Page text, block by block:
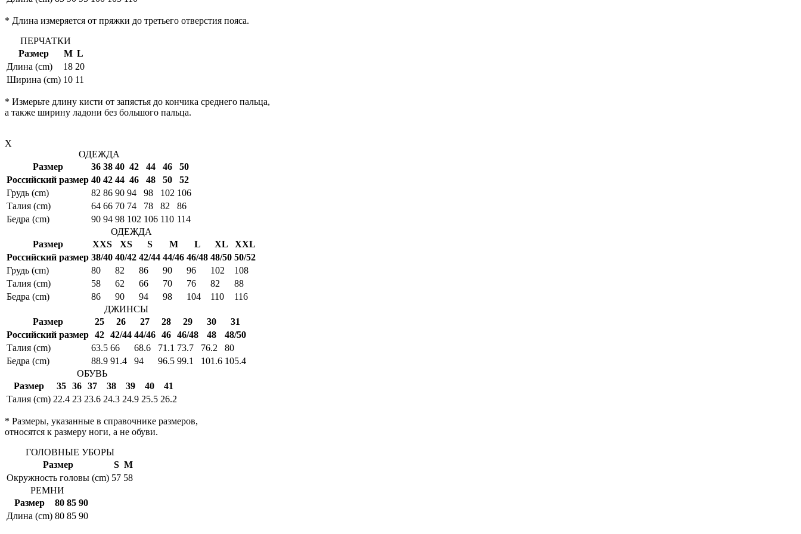
* Длина измеряется от пряжки до третьего отверстия пояса.
ПЕРЧАТКИ
Размер
M L
Длина (cm)
18 20
Ширина (cm) 10 11
* Измерьте длину кисти от запястья до кончика среднего пальца,
а также ширину ладони без большого пальца.
X
ОДЕЖДА
Размер
36 38 40 42 44 46
50
Российский размер 40 42 44 46 48 50
52
Грудь (cm)
82 86 90 94 98 102 106
Талия (cm)
64 66 70 74 78 82
86
Бедра (cm)
90 94 98 102 106 110 114
ОДЕЖДА
Размер
XXS XS S M L XL
XXL
Российский размер 38/40 40/42 42/44 44/46 46/48 48/50 50/52
Грудь (cm)
80 82 86 90 96 102
108
Талия (cm)
58 62 66 70 76 82
88
Бедра (cm)
86 90 94 98 104 110
116
ДЖИНСЫ
Размер
25 26 27 28 29 30
31
Российский размер 42 42/44 44/46 46 46/48 48
48/50
Талия (cm)
63.5 66 68.6 71.1 73.7 76.2
80
Бедра (cm)
88.9 91.4 94 96.5 99.1 101.6 105.4
ОБУВЬ
Размер
35 36 37 38 39 40
41
Талия (cm) 22.4 23 23.6 24.3 24.9 25.5 26.2
* Размеры, указанные в справочнике размеров,
относятся к размеру ноги, а не обуви.
ГОЛОВНЫЕ УБОРЫ
Размер
S M
Окружность головы (cm) 57 58
РЕМНИ
Размер
80 85 90
Длина (cm) 80 85 90